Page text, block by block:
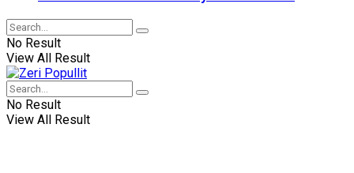
No Result
View All Result
No Result
View All Result